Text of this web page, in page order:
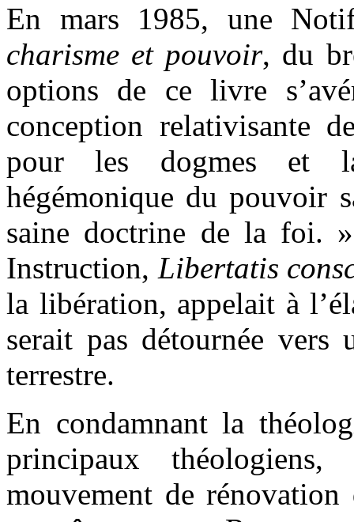
En mars 1985, une
charisme et pouvoir, du
options de ce livre
conception relativisante
pour les dogmes et
hégémonique du pouvoir
saine doctrine de la foi.
Instruction, Libertatis
la libération, appelait à
serait pas détournée
terrestre.
En condamnant la
principaux
mouvement de